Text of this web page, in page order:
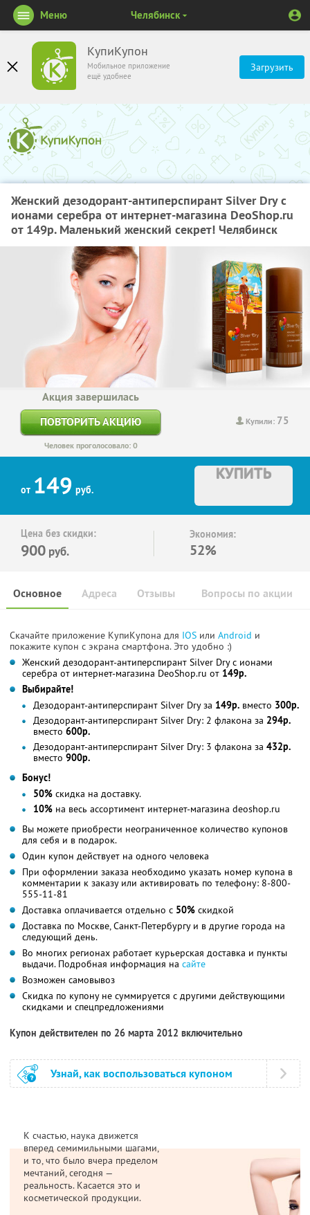
КупиКупон
Мобильное приложение
ещё удобнее
Загрузить
Меню Челябинск
Женский дезодорант-антиперспирант Silver Dry с
ионами серебра от интернет-магазина DeoShop.ru
от 149р. Маленький женский секрет! Челябинск
Купили: 75
Акция завершилась
ПОВТОРИТЬ АКЦИЮ
Человек проголосовало: 0
от 149 руб.
КУПИТЬ
Цена без скидки:
900 руб.
Экономия:
52%
Основное Отзывы Вопросы по акции
Адреса
Скачайте приложение КупиКупона для IOS или Android и
покажите купон с экрана смартфона. Это удобно :)
Женский дезодорант-антиперспирант Silver Dry с ионами
серебра от интернет-магазина DeoShop.ru от 149р.
Выбирайте!
Дезодорант-антиперспирант Silver Dry за 149р. вместо 300р.
Дезодорант-антиперспирант Silver Dry: 2 флакона за 294р.
вместо 600р.
Дезодорант-антиперспирант Silver Dry: 3 флакона за 432р.
вместо 900р.
Бонус!
50% скидка на доставку.
10% на весь ассортимент интернет-магазина deoshop.ru
Вы можете приобрести неограниченное количество купонов
для себя и в подарок.
Один купон действует на одного человека
При оформлении заказа необходимо указать номер купона в
комментарии к заказу или активировать по телефону: 8-800-
555-11-81
Доставка оплачивается отдельно с 50% скидкой
Доставка по Москве, Санкт-Петербургу и в другие города на
следующий день.
Во многих регионах работает курьерская доставка и пункты
выдачи. Подробная информация на сайте
Возможен самовывоз
Скидка по купону не суммируется с другими действующими
скидками и спецпредложениями
Купон действителен по 26 марта 2012 включительно
Узнай, как воспользоваться купоном
К счастью, наука движется
вперед семимильными шагами,
и то, что было вчера пределом
мечтаний, сегодня —
реальность. Касается это и
косметической продукции.